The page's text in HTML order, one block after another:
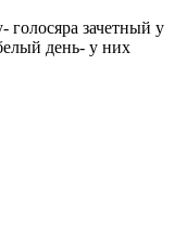
голосяра зачетный у
день- у них